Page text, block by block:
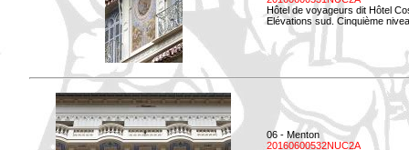
Hôtel de voyageurs dit Hôtel
Elévations sud. Cinquième
06 - Menton
20160600532NUC2A